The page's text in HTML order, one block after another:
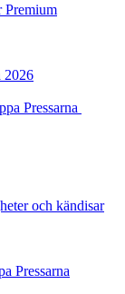
2026
Pressarna
och kändisar
Pressarna